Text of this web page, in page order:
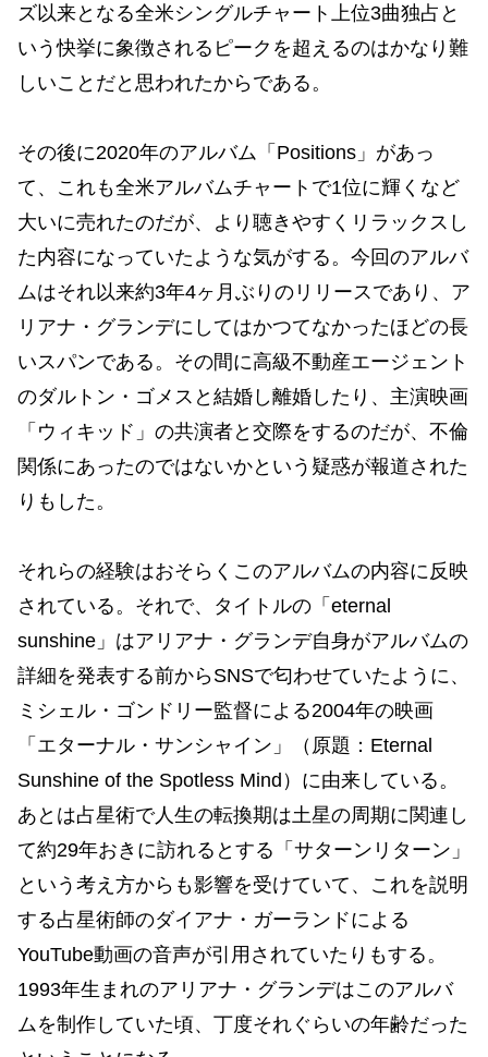
ズ以来となる全米シングルチャート上位3曲独占と
いう快挙に象徴されるピークを超えるのはかなり難
しいことだと思われたからである。
その後に2020年のアルバム「Positions」があっ
て、これも全米アルバムチャートで1位に輝くなど
大いに売れたのだが、より聴きやすくリラックスし
た内容になっていたような気がする。今回のアルバ
ムはそれ以来約3年4ヶ月ぶりのリリースであり、ア
リアナ・グランデにしてはかつてなかったほどの長
いスパンである。その間に高級不動産エージェント
のダルトン・ゴメスと結婚し離婚したり、主演映画
「ウィキッド」の共演者と交際をするのだが、不倫
関係にあったのではないかという疑惑が報道された
りもした。
それらの経験はおそらくこのアルバムの内容に反映
されている。それで、タイトルの「eternal
sunshine」はアリアナ・グランデ自身がアルバムの
詳細を発表する前からSNSで匂わせていたように、
ミシェル・ゴンドリー監督による2004年の映画
「エターナル・サンシャイン」（原題：Eternal
Sunshine of the Spotless Mind）に由来している。
あとは占星術で人生の転換期は土星の周期に関連し
て約29年おきに訪れるとする「サターンリターン」
という考え方からも影響を受けていて、これを説明
する占星術師のダイアナ・ガーランドによる
YouTube動画の音声が引用されていたりもする。
1993年生まれのアリアナ・グランデはこのアルバ
ムを制作していた頃、丁度それぐらいの年齢だった